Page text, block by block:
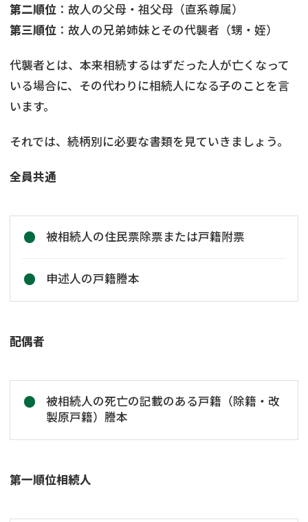
第二順位 ：故人の父母・祖父母（直系尊属）
第三順位 ：故人の兄弟姉妹とその代襲者（甥・姪）
代襲者とは、本来相続するはずだった人が亡くなって
いる場合に、その代わりに相続人になる子のことを言
います。
それでは、続柄別に必要な書類を見ていきましょう。
全員共通
被相続人の住民票除票または戸籍附票
申述人の戸籍謄本
配偶者
被相続人の死亡の記載のある戸籍（除籍・改
製原戸籍）謄本
第一順位相続人